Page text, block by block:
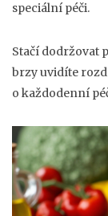
speciální péči.
Stačí dodržovat
brzy uvidíte
o každodenní